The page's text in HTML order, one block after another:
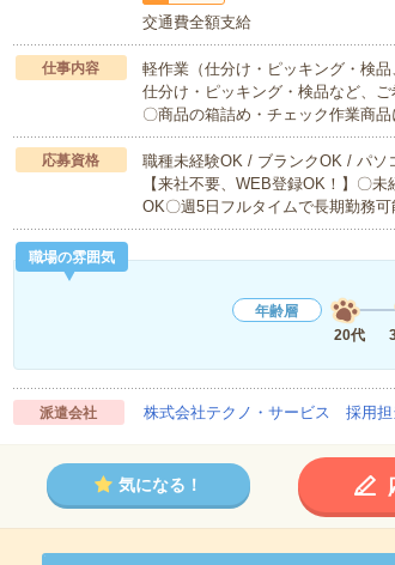
交通費全額支給
仕事内容
軽作業（仕分け・ピッキング・検品
仕分け・ピッキング・検品など、
〇商品の箱詰め・チェック作業商
応募資格
職種未経験OK / ブランクOK / パソ
【来社不要、WEB登録OK！】〇
OK〇週5日フルタイムで長期勤務
職場の雰囲気
年齢層
20代
派遣会社 株式会社テクノ・サービス 採用担
気になる！